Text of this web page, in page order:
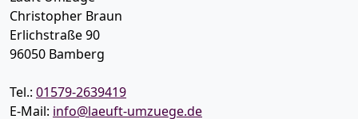
Christopher Braun
Erlichstraße 90
96050 Bamberg
Tel.: 01579-2639419
E-Mail: info@laeuft-umzuege.de